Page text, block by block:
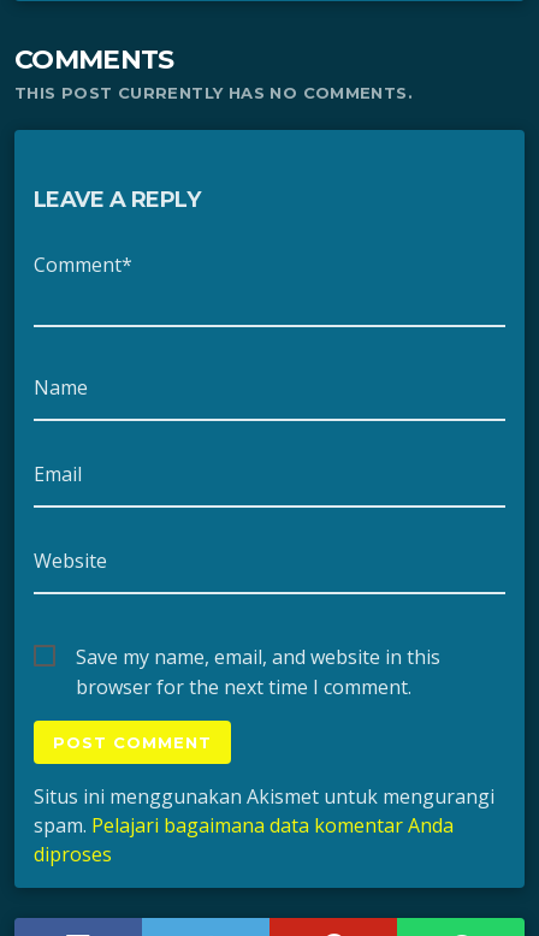
COMMENTS
THIS POST CURRENTLY HAS NO COMMENTS.
LEAVE A REPLY
Comment*
Name
Email
Website
Save my name, email, and website in this
browser for the next time I comment.
Situs ini menggunakan Akismet untuk mengurangi
spam. Pelajari bagaimana data komentar Anda
diproses